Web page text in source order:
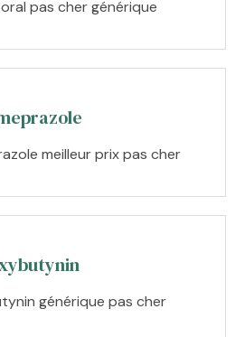
pas cher générique
meilleur prix pas cher
générique pas cher